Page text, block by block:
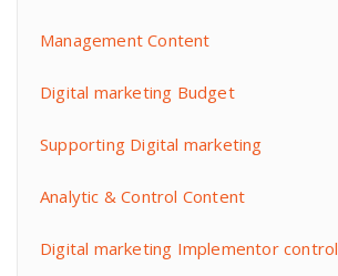
Management Content
Digital marketing Budget
Supporting Digital marketing
Analytic & Control Content
Digital marketing Implementor control